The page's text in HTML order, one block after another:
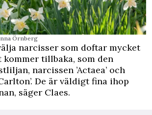
Örnberg
narcisser som doftar mycket
kommer tillbaka, som den
narcissen ’Actaea’ och
De är väldigt fina ihop
säger Claes.